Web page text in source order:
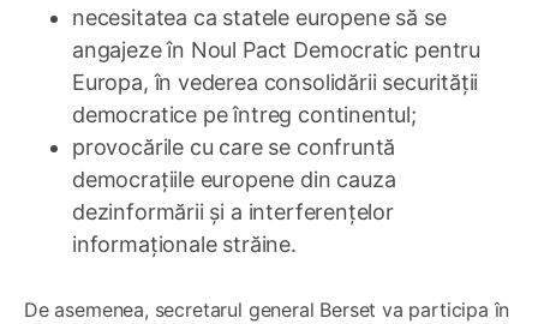
necesitatea ca statele europene să se
angajeze în Noul Pact Democratic pentru
Europa, în vederea consolidării securității
democratice pe întreg continentul;
provocările cu care se confruntă
democrațiile europene din cauza
dezinformării și a interferențelor
informaționale străine.
De asemenea, secretarul general Berset va participa în